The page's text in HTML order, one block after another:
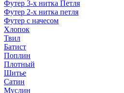
Футер 3-х нитка Петля
Футер 2-х нитка петля
Футер с начесом
Хлопок
Твил
Батист
Поплин
Плотный
Шитье
Сатин
Муслин